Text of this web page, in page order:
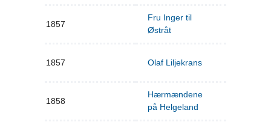
1857
Fru Inger til
Østråt
1857 Olaf Liljekrans
1858
Hærmændene
på Helgeland